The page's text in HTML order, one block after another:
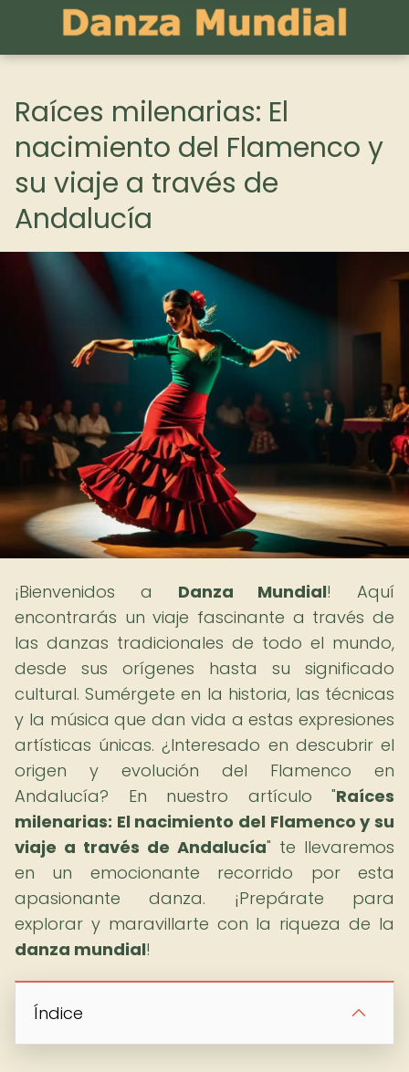
Raíces milenarias: El
nacimiento del Flamenco y
su viaje a través de
Andalucía
¡Bienvenidos a Danza Mundial! Aquí
encontrarás un viaje fascinante a través de
las danzas tradicionales de todo el mundo,
desde sus orígenes hasta su significado
cultural. Sumérgete en la historia, las técnicas
y la música que dan vida a estas expresiones
artísticas únicas. ¿Interesado en descubrir el
origen y evolución del Flamenco en
Andalucía? En nuestro artículo "Raíces
milenarias: El nacimiento del Flamenco y su
viaje a través de Andalucía" te llevaremos
en un emocionante recorrido por esta
apasionante danza. ¡Prepárate para
explorar y maravillarte con la riqueza de la
danza mundial!
Índice